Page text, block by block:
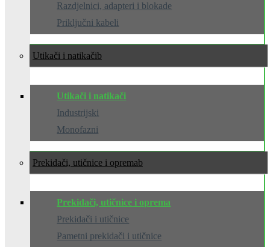
Razdjelnici, adapteri i blokade
Priključni kabeli
Utikači i natikači
Utikači i natikači
Industrijski
Monofazni
Prekidači, utičnice i oprema
Prekidači, utičnice i oprema
Prekidači i utičnice
Pametni prekidači i utičnice